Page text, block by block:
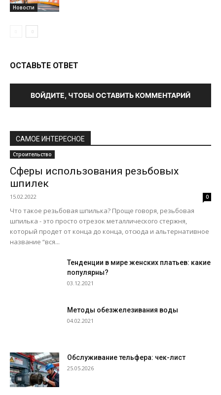
Новости
ОСТАВЬТЕ ОТВЕТ
ВОЙДИТЕ, ЧТОБЫ ОСТАВИТЬ КОММЕНТАРИЙ
САМОЕ ИНТЕРЕСНОЕ
Строительство
Сферы использования резьбовых
шпилек
15.02.2022 0
Что такое резьбовая шпилька? Проще говоря, резьбовая
шпилька - это просто отрезок металлического стержня,
который продет от конца до конца, отсюда и альтернативное
название “вся...
Тенденции в мире женских платьев: какие
популярны?
03.12.2021
Методы обезжелезивания воды
04.02.2021
Обслуживание тельфера: чек-лист
25.05.2026